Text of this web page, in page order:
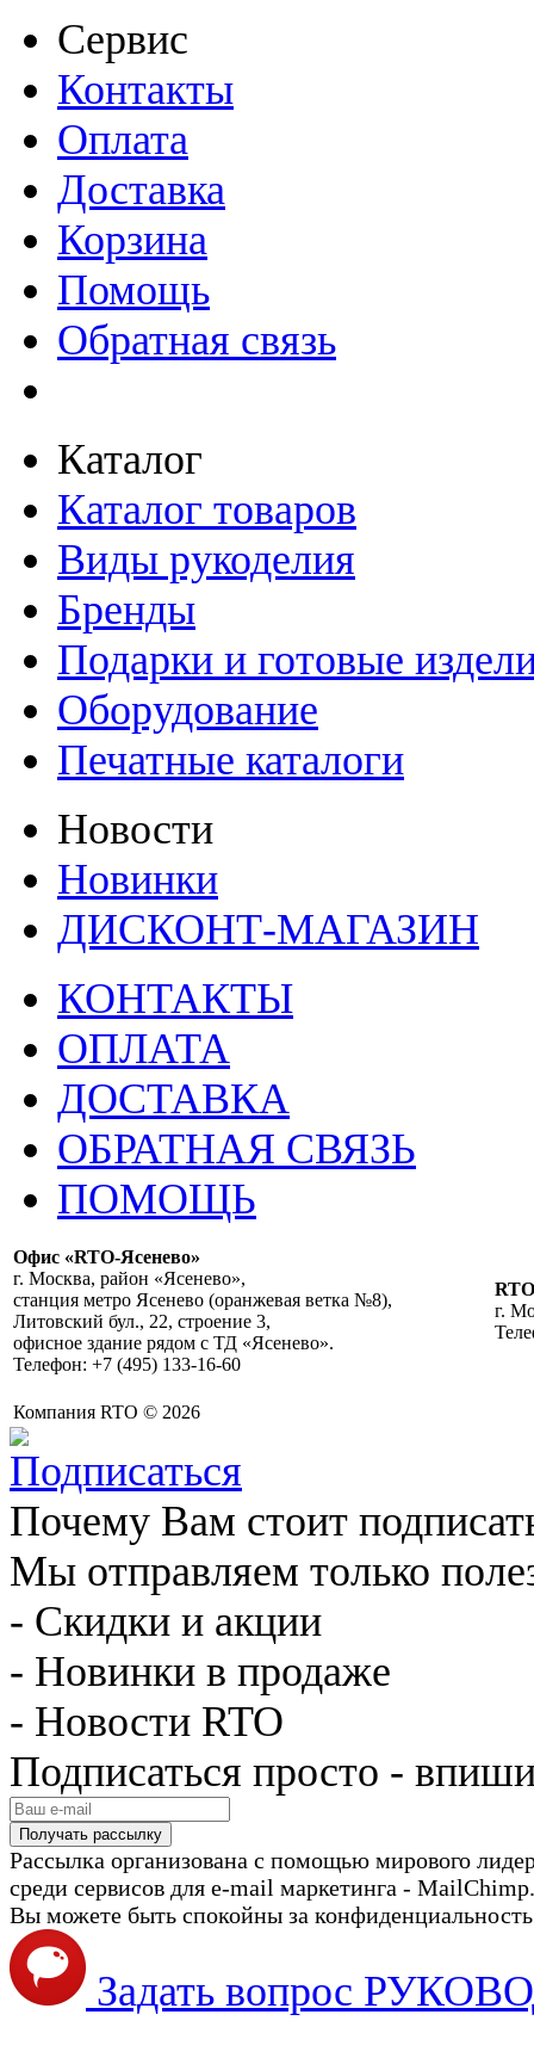
Сервис
Контакты
Оплата
Доставка
Корзина
Помощь
Обратная связь
Каталог
Каталог товаров
Виды рукоделия
Бренды
Подарки и готовые
Оборудование
Печатные каталоги
Новости
Новинки
ДИСКОНТ-МАГАЗИН
КОНТАКТЫ
ОПЛАТА
ДОСТАВКА
ОБРАТНАЯ СВЯЗЬ
ПОМОЩЬ
Офис «RTO-Ясенево»
г. Москва, район «Ясенево»,
станция метро Ясенево (оранжевая ветка №8),
Литовский бул., 22, строение 3,
офисное здание рядом с ТД «Ясенево».
Телефон: +7 (495) 133-16-60
г.
Компания RTO © 2026
Почему Вам стоит
Мы отправляем только
- Скидки и акции
- Новинки в продаже
- Новости RTO
Подписаться просто -
Рассылка организована с помощью мирового
среди сервисов для e-mail маркетинга - MailChimp.
Вы можете быть спокойны за
Задать вопрос